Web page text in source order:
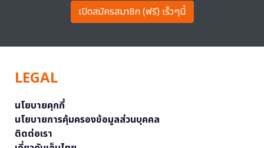
เปิดสมัครสมาชิก (ฟรี) เร็วๆนี้
LEGAL
นโยบายคุกกี้
นโยบายการคุ้มครองข้อมูลส่วนบุคคล
ติดต่อเรา